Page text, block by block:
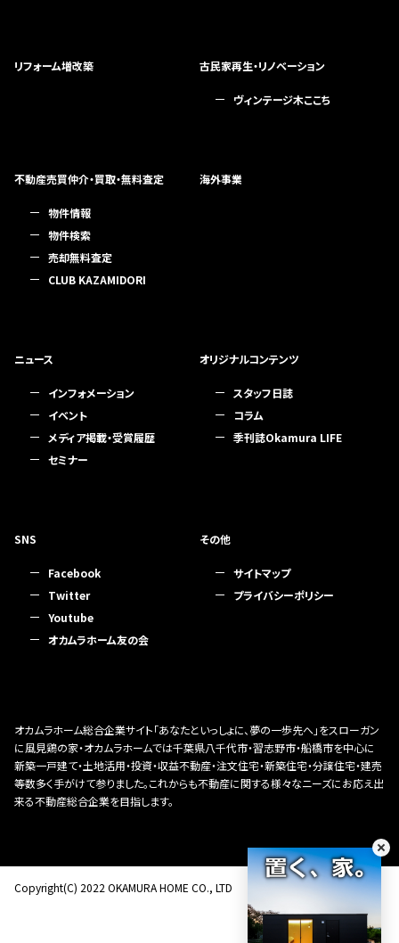
リフォーム増改築 古民家再生・リノベーション
ヴィンテージ木ここち
不動産売買仲介・買取・無料査定
物件情報
物件検索
売却無料査定
CLUB KAZAMIDORI
海外事業
ニュース
インフォメーション
イベント
メディア掲載・受賞履歴
セミナー
オリジナルコンテンツ
スタッフ日誌
コラム
季刊誌Okamura LIFE
SNS
Facebook
Twitter
Youtube
オカムラホーム友の会
その他
サイトマップ
プライバシーポリシー
オカムラホーム総合企業サイト「あなたといっしょに、夢の一歩先へ」をスローガン
に風見鶏の家・オカムラホームでは千葉県八千代市・習志野市・船橋市を中心に
新築一戸建て・土地活用・投資・収益不動産・注文住宅・新築住宅・分譲住宅・建売
等数多く手がけて参りました。これからも不動産に関する様々なニーズにお応え出
来る不動産総合企業を目指します。
Copyright(C) 2022 OKAMURA HOME CO., LTD